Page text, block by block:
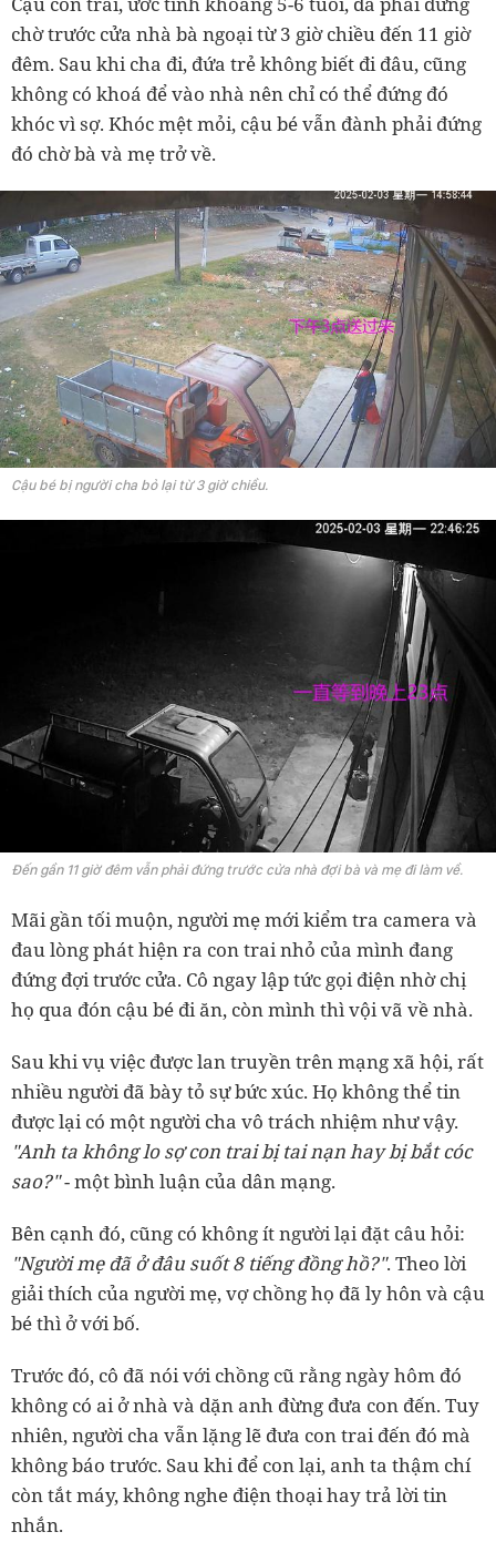
chờ trước cửa nhà bà ngoại từ 3 giờ chiều đến 11 giờ
đêm. Sau khi cha đi, đứa trẻ không biết đi đâu, cũng
không có khoá để vào nhà nên chỉ có thể đứng đó
khóc vì sợ. Khóc mệt mỏi, cậu bé vẫn đành phải đứng
đó chờ bà và mẹ trở về.
Cậu bé bị người cha bỏ lại từ 3 giờ chiều.
Đến gần 11 giờ đêm vẫn phải đứng trước cửa nhà đợi bà và mẹ đi làm về.
Mãi gần tối muộn, người mẹ mới kiểm tra camera và
đau lòng phát hiện ra con trai nhỏ của mình đang
đứng đợi trước cửa. Cô ngay lập tức gọi điện nhờ chị
họ qua đón cậu bé đi ăn, còn mình thì vội vã về nhà.
Sau khi vụ việc được lan truyền trên mạng xã hội, rất
nhiều người đã bày tỏ sự bức xúc. Họ không thể tin
được lại có một người cha vô trách nhiệm như vậy.
"Anh ta không lo sợ con trai bị tai nạn hay bị bắt cóc
sao?"- một bình luận của dân mạng.
Bên cạnh đó, cũng có không ít người lại đặt câu hỏi:
"Người mẹ đã ở đâu suốt 8 tiếng đồng hồ?". Theo lời
giải thích của người mẹ, vợ chồng họ đã ly hôn và cậu
bé thì ở với bố.
Trước đó, cô đã nói với chồng cũ rằng ngày hôm đó
không có ai ở nhà và dặn anh đừng đưa con đến. Tuy
nhiên, người cha vẫn lặng lẽ đưa con trai đến đó mà
không báo trước. Sau khi để con lại, anh ta thậm chí
còn tắt máy, không nghe điện thoại hay trả lời tin
nhắn.